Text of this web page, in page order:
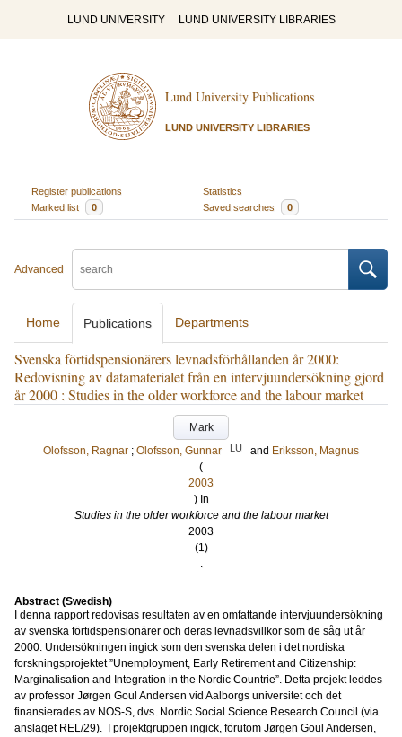
LUND UNIVERSITY LUND UNIVERSITY LIBRARIES
Lund University Publications
LUND UNIVERSITY LIBRARIES
Register publications
Statistics
Marked list
0 Saved searches 0
Advanced
Home Publications Departments
Svenska förtidspensionärers levnadsförhållanden år 2000:
Redovisning av datamaterialet från en intervjuundersökning gjord
år 2000 : Studies in the older workforce and the labour market
Mark
Olofsson, Ragnar ; Olofsson, Gunnar LU and Eriksson, Magnus
(
2003
) In
Studies in the older workforce and the labour market
2003
(1)
.
Abstract (Swedish)
I denna rapport redovisas resultaten av en omfattande intervjuundersökning
av svenska förtidspensionärer och deras levnadsvillkor som de såg ut år
2000. Undersökningen ingick som den svenska delen i det nordiska
forskningsprojektet ”Unemployment, Early Retirement and Citizenship:
Marginalisation and Integration in the Nordic Countrie”. Detta projekt leddes
av professor Jørgen Goul Andersen vid Aalborgs universitet och det
finansierades av NOS-S, dvs. Nordic Social Science Research Council (via
anslaget REL/29). I projektgruppen ingick, förutom Jørgen Goul Andersen,